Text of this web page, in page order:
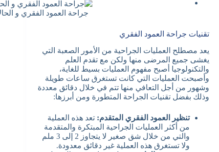
جراحة العمود الفقري و
تقنيات جراحة العمود الفقري
يعد مصطلح العمليات الجراحية من الأمور الصعبة التي
يغشى جميع المرضى منها ولكن مع تقدم العلم
والتكنولوجيا أصبح مفهوم العمليات بسيط للغاية،
وأصبحت العمليات التي كانت تستغرق ساعات طويلة
وشهور من أجل التعافي منها تتم في خلال دقائق معددة
وذلك بفضل تقنيات الجراحة المتطورة ومن أبرزها:
تنظير العمود الفقري المتقدم: تعد هذه العملية
من أكثر العمليات الجراحية المبتكرة والمتقدمة
والتي من خلال شق صغير لا يتجاوز 2 إلى 3 ملم
ولا تستغرق هذه العملية غير دقائق معدودة.